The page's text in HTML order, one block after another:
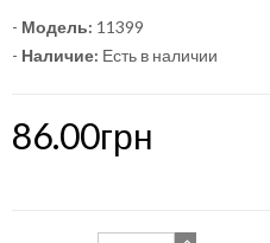
- Модель: 11399
- Наличие: Есть в наличии
86.00грн